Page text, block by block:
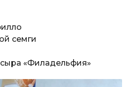
семги
«Филадельфия»